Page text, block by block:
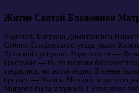
Житие Святой Блаженной
Родилась Матрона Димитриевна
Себино Епифанского уезда (ныне
Тульской губернии. Родители ее —
крестьяне — были людьми
трудились, но жили бедно. В семье было
братьев — Иван и Михаил, и две
Матрона была младшей. Семья жила